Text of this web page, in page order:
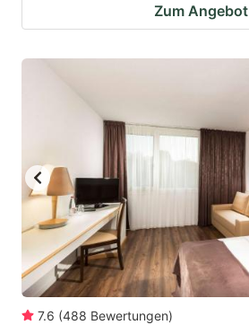
Zum Angebot
7.6 (488 Bewertungen)